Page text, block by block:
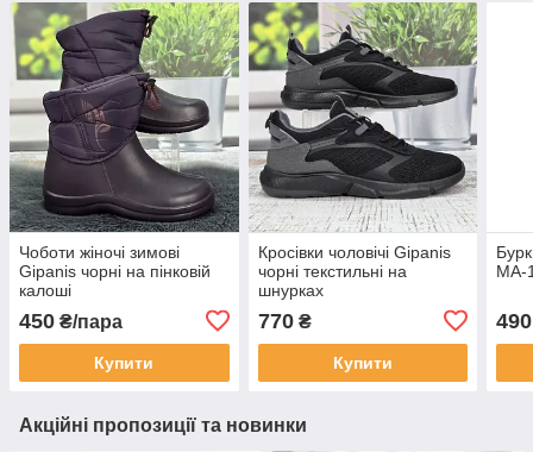
Чоботи жіночі зимові
Gipanis чорні на пінковій
калоші
450 ₴/пара
Купити
Кросівки чоловічі Gipanis
чорні текстильні на
шнурках
770₴
Купити
МА-
490
Акційні пропозиції та новинки